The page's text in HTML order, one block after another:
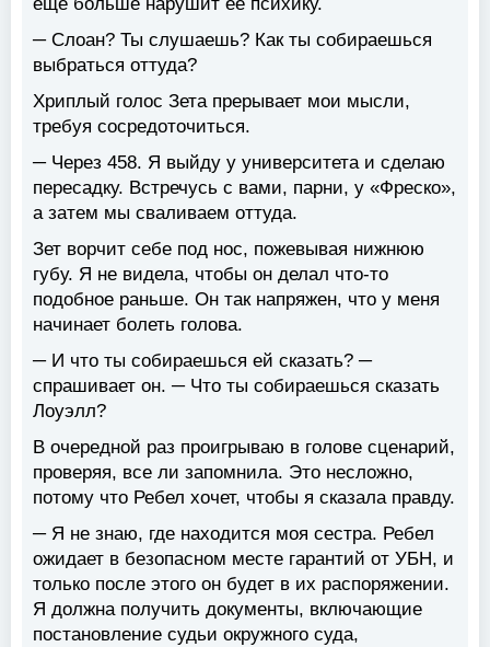
─ Слоан? Ты слушаешь? Как ты собираешься
выбраться оттуда?
Хриплый голос Зета прерывает мои мысли,
требуя сосредоточиться.
─ Через 458. Я выйду у университета и сделаю
пересадку. Встречусь с вами, парни, у «Фреско»,
а затем мы сваливаем оттуда.
Зет ворчит себе под нос, пожевывая нижнюю
губу. Я не видела, чтобы он делал что-то
подобное раньше. Он так напряжен, что у меня
начинает болеть голова.
─ И что ты собираешься ей сказать? ─
спрашивает он. ─ Что ты собираешься сказать
Лоуэлл?
В очередной раз проигрываю в голове сценарий,
проверяя, все ли запомнила. Это несложно,
потому что Ребел хочет, чтобы я сказала правду.
─ Я не знаю, где находится моя сестра. Ребел
ожидает в безопасном месте гарантий от УБН, и
только после этого он будет в их распоряжении.
Я должна получить документы, включающие
постановление судьи окружного суда,